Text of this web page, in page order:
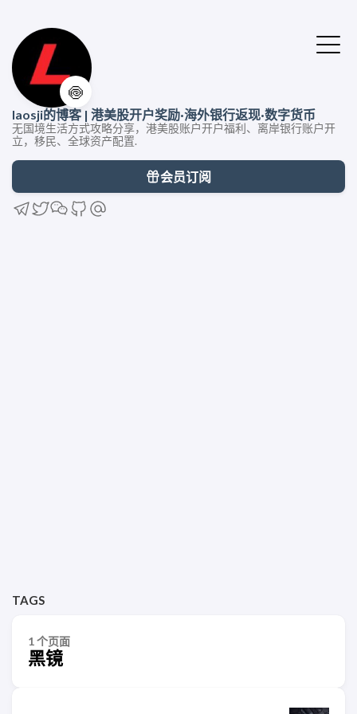
🍥
laosji的博客 | 港美股开户奖励·海外银行返现·数字货币
无国境生活方式攻略分享，港美股账户开户福利、离岸银行账户开
立，移民、全球资产配置.
会员订阅
TAGS
1 个页面
黑镜